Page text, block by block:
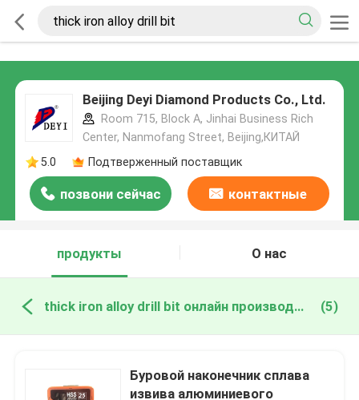
Beijing Deyi Diamond Products Co., Ltd.
Room 715, Block A, Jinhai Business Rich
Center, Nanmofang Street, Beijing,КИТАЙ
5.0
Подтверженный поставщик
позвони сейчас контактные
продукты
О нас
thick iron alloy drill bit онлайн производство (5)
Буровой наконечник сплава
извива алюминиевого